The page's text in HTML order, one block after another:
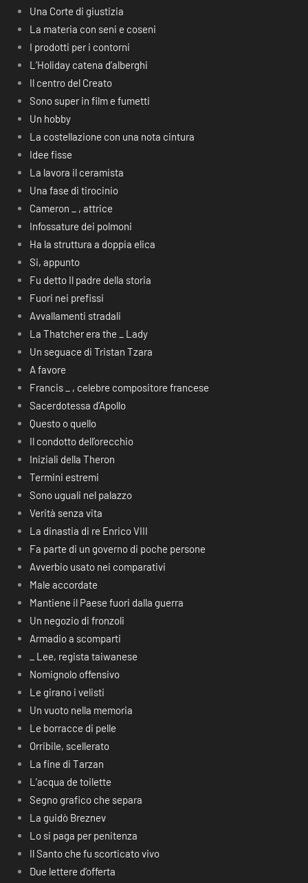
Una Corte di giustizia
La materia con seni e coseni
I prodotti per i contorni
L’Holiday catena d’alberghi
Il centro del Creato
Sono super in film e fumetti
Un hobby
La costellazione con una nota cintura
Idee fisse
La lavora il ceramista
Una fase di tirocinio
Cameron _ , attrice
Infossature dei polmoni
Ha la struttura a doppia elica
Si, appunto
Fu detto Il padre della storia
Fuori nei prefissi
Avvallamenti stradali
La Thatcher era the _ Lady
Un seguace di Tristan Tzara
A favore
Francis _ , celebre compositore francese
Sacerdotessa d’Apollo
Questo o quello
Il condotto dell’orecchio
Iniziali della Theron
Termini estremi
Sono uguali nel palazzo
Verità senza vita
La dinastia di re Enrico VIII
Fa parte di un governo di poche persone
Avverbio usato nei comparativi
Male accordate
Mantiene il Paese fuori dalla guerra
Un negozio di fronzoli
Armadio a scomparti
_ Lee, regista taiwanese
Nomignolo offensivo
Le girano i velisti
Un vuoto nella memoria
Le borracce di pelle
Orribile, scellerato
La fine di Tarzan
L’acqua de toilette
Segno grafico che separa
La guidò Breznev
Lo si paga per penitenza
Il Santo che fu scorticato vivo
Due lettere d’offerta